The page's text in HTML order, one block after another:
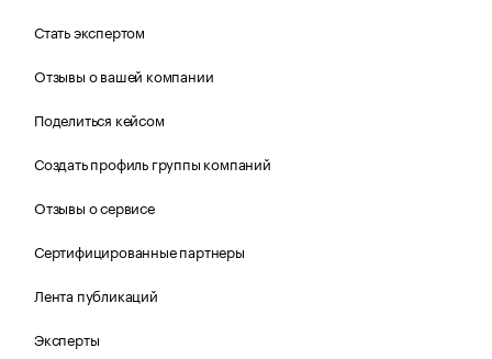
Стать экспертом
Отзывы о вашей компании
Поделиться кейсом
Создать профиль группы компаний
Отзывы о сервисе
Сертифицированные партнеры
Лента публикаций
Эксперты